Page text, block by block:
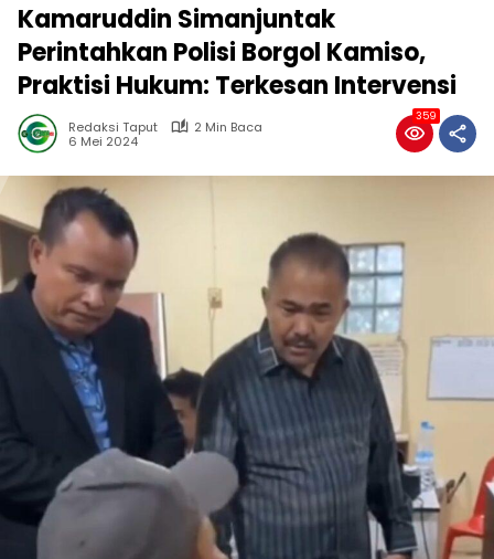
Kamaruddin Simanjuntak
Perintahkan Polisi Borgol Kamiso,
Praktisi Hukum: Terkesan Intervensi
Redaksi Taput
2 Min Baca
6 Mei 2024
359